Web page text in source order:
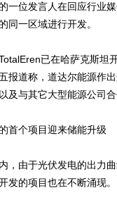
位发言人在回应行业媒
同一区域进行开发。
已在哈萨克斯坦
报道称，道达尔能源作
及与其它大型能源公司
个项目迎来储能升级
由于光伏发电的出力曲
发的项目也在不断涌现。